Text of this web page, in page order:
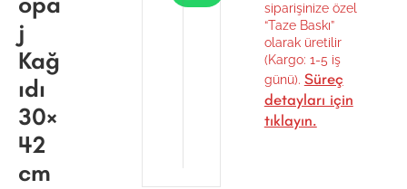
j
Kağ
ıdı
30×
42
cm
siparişinize özel
“Taze Baskı”
olarak üretilir
(Kargo: 1-5 iş
günü). Süreç
detayları için
tıklayın.